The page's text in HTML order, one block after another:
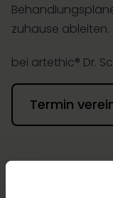
zuhause ableiten.
bei artethic® Dr.
Termin